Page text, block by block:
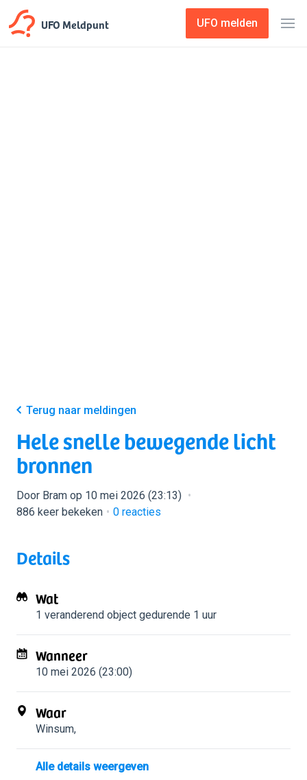
UFO Meldpunt UFO melden
Terug naar meldingen
Hele snelle bewegende licht
bronnen
Door Bram op 10 mei 2026 (23:13)
886 keer bekeken
0 reacties
Details
Wat
1 veranderend object gedurende 1 uur
Wanneer
10 mei 2026 (23:00)
Waar
Winsum,
Alle details weergeven